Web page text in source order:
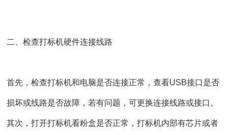
二、检查打标机硬件连接线路
首先，检查打标机和电脑是否连接正常，查看USB接口是否
损坏或线路是否故障，若有问题，可更换连接线路或接口。
其次，打开打标机看粉盒是否正常，打标机内部有芯片或者